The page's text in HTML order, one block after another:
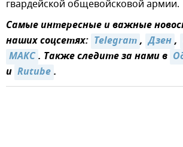
гвардейской общевойсковой армии.
Самые интересные и важные
наших соцсетях: Telegram, Дзен,
MAКС. Также следите за нами в
и Rutube.